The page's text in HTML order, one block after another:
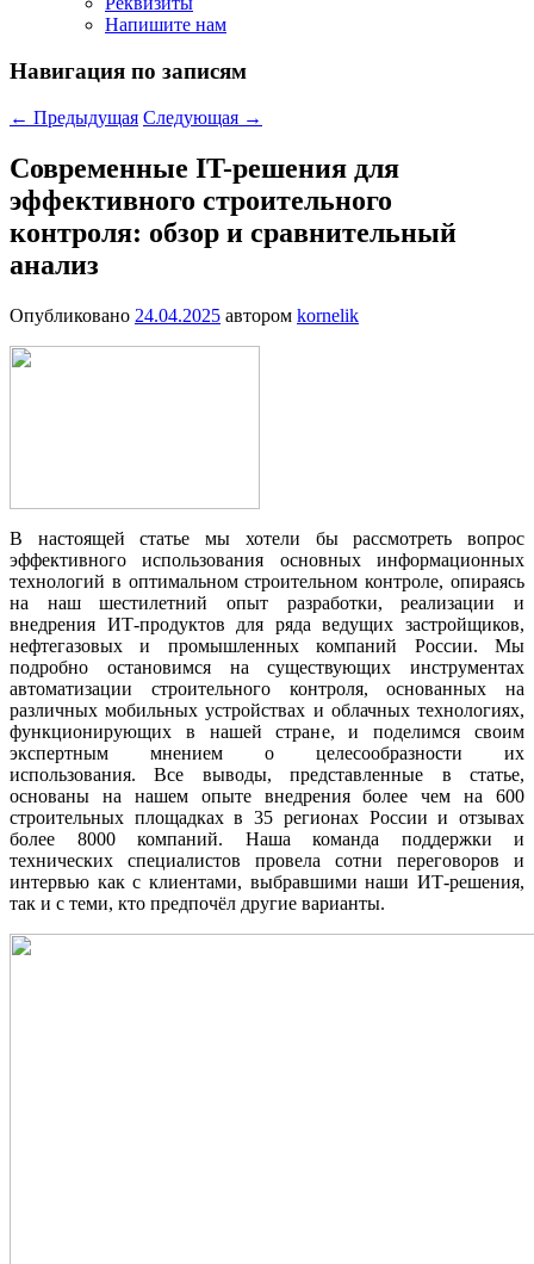
Напишите нам
Навигация по записям
← Предыдущая Следующая →
Современные IT-решения для
эффективного строительного
контроля: обзор и сравнительный
анализ
Опубликовано 24.04.2025 автором kornelik
В настоящей статье мы хотели бы рассмотреть вопрос
эффективного использования основных информационных
технологий в оптимальном строительном контроле, опираясь
на наш шестилетний опыт разработки, реализации и
внедрения ИТ-продуктов для ряда ведущих застройщиков,
нефтегазовых и промышленных компаний России. Мы
подробно остановимся на существующих инструментах
автоматизации строительного контроля, основанных на
различных мобильных устройствах и облачных технологиях,
функционирующих в нашей стране, и поделимся своим
экспертным мнением о целесообразности их
использования. Все выводы, представленные в статье,
основаны на нашем опыте внедрения более чем на 600
строительных площадках в 35 регионах России и отзывах
более 8000 компаний. Наша команда поддержки и
технических специалистов провела сотни переговоров и
интервью как с клиентами, выбравшими наши ИТ-решения,
так и с теми, кто предпочёл другие варианты.